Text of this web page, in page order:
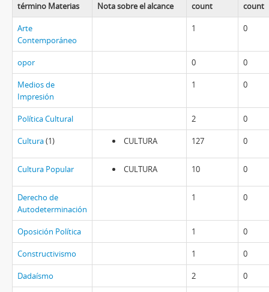
término Materias Nota sobre el alcance
count
count
Arte
Contemporáneo
1 0
opor 0 0
Medios de
Impresión
1 0
Política Cultural 2 0
Cultura(1) CULTURA 127 0
Cultura Popular CULTURA 10 0
Derecho de
Autodeterminación
1 0
Oposición Política 1 0
Constructivismo 1 0
Dadaísmo 2 0